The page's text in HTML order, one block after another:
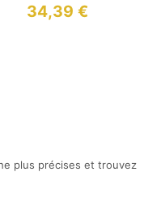
34,39 €
plus précises et trouvez